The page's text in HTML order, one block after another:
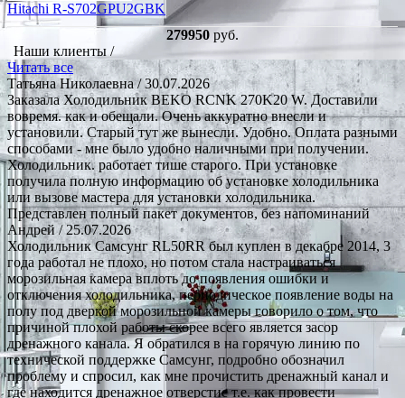
Hitachi R-S702GPU2GBK
279950 руб.
Наши клиенты /
Читать все
Татьяна Николаевна/ 30.07.2026
Заказала Холодильник BEKO RCNK 270K20 W. Доставили
вовремя. как и обещали. Очень аккуратно внесли и
установили. Старый тут же вынесли. Удобно. Оплата разными
способами - мне было удобно наличными при получении.
Холодильник. работает тише старого. При установке
получила полную информацию об установке холодильника
или вызове мастера для установки холодильника.
Представлен полный пакет документов, без напоминаний
Андрей/ 25.07.2026
Холодильник Самсунг RL50RR был куплен в декабре 2014, 3
года работал не плохо, но потом стала настраиваться
морозильная камера вплоть до появления ошибки и
отключения холодильника, периодическое появление воды на
полу под дверкой морозильной камеры говорило о том, что
причиной плохой работы скорее всего является засор
дренажного канала. Я обратился в на горячую линию по
технической поддержке Самсунг, подробно обозначил
проблему и спросил, как мне прочистить дренажный канал и
где находится дренажное отверстие т.е. как провести